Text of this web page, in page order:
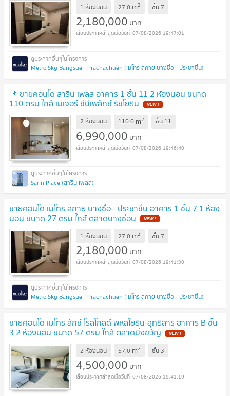
1 ห้องนอน 27.0 m2 ชั้น 7
2,180,000 บาท
07/08/2026 19:47:01
Metro Sky Bangsue - Prachachuen (เมโทร สกาย บางซื่อ - ประชาชื่น)
📌 ขายคอนโด สาริน เพลส อาคาร 1 ชั้น 11 2 ห้องนอน ขนาด
110 ตรม ใกล้ เมเจอร์ ซีนีเพล็กซ์ รัชโยธิน
2 ห้องนอน 110.0 m2 ชั้น 11
6,990,000 บาท
07/08/2026 19:46:40
Sarin Place (สาริน เพลส)
ขายคอนโด เมโทร สกาย บางซื่อ - ประชาชื่น อาคาร 1 ชั้น 7 1 ห้อง
นอน ขนาด 27 ตรม ใกล้ ตลาดบางซ่อน
1 ห้องนอน 27.0 m2 ชั้น 7
2,180,000 บาท
07/08/2026 19:41:30
Metro Sky Bangsue - Prachachuen (เมโทร สกาย บางซื่อ - ประชาชื่น)
ขายคอนโด เมโทร ลักซ์ โรสโกลด์ พหลโยธิน-สุทธิสาร อาคาร B ชั้น
3 2 ห้องนอน ขนาด 57 ตรม ใกล้ ตลาดมิ่งขวัญ
2 ห้องนอน 57.0 m2 ชั้น 3
4,500,000 บาท
07/08/2026 19:41:19